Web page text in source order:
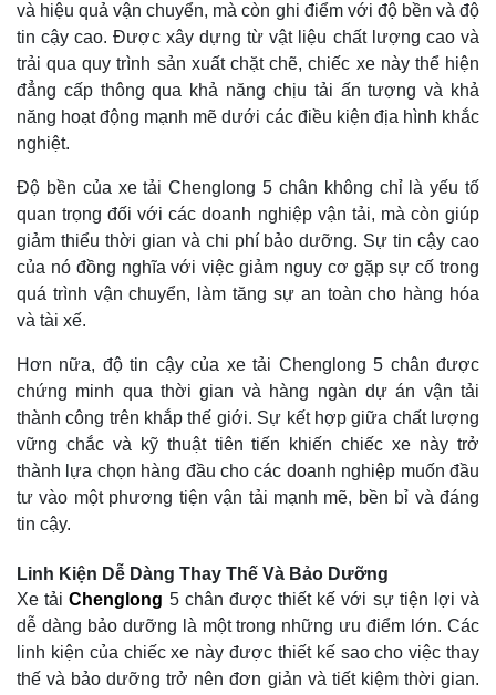
và hiệu quả vận chuyển, mà còn ghi điểm với độ bền và độ
tin cậy cao. Được xây dựng từ vật liệu chất lượng cao và
trải qua quy trình sản xuất chặt chẽ, chiếc xe này thể hiện
đẳng cấp thông qua khả năng chịu tải ấn tượng và khả
năng hoạt động mạnh mẽ dưới các điều kiện địa hình khắc
nghiệt.
Độ bền của xe tải Chenglong 5 chân không chỉ là yếu tố
quan trọng đối với các doanh nghiệp vận tải, mà còn giúp
giảm thiểu thời gian và chi phí bảo dưỡng. Sự tin cậy cao
của nó đồng nghĩa với việc giảm nguy cơ gặp sự cố trong
quá trình vận chuyển, làm tăng sự an toàn cho hàng hóa
và tài xế.
Hơn nữa, độ tin cậy của xe tải Chenglong 5 chân được
chứng minh qua thời gian và hàng ngàn dự án vận tải
thành công trên khắp thế giới. Sự kết hợp giữa chất lượng
vững chắc và kỹ thuật tiên tiến khiến chiếc xe này trở
thành lựa chọn hàng đầu cho các doanh nghiệp muốn đầu
tư vào một phương tiện vận tải mạnh mẽ, bền bỉ và đáng
tin cậy.
Linh Kiện Dễ Dàng Thay Thế Và Bảo Dưỡng
Xe tảiChenglong 5 chân được thiết kế với sự tiện lợi và
dễ dàng bảo dưỡng là một trong những ưu điểm lớn. Các
linh kiện của chiếc xe này được thiết kế sao cho việc thay
thế và bảo dưỡng trở nên đơn giản và tiết kiệm thời gian.